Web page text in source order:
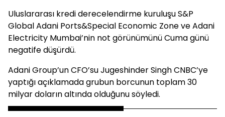
Uluslararası kredi derecelendirme kuruluşu S&P
Global Adani Ports&Special Economic Zone ve Adani
Electricity Mumbai’nin not görünümünü Cuma günü
negatife düşürdü.
Adani Group’un CFO’su Jugeshinder Singh CNBC’ye
yaptığı açıklamada grubun borcunun toplam 30
milyar doların altında olduğunu söyledi.